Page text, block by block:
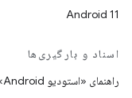
Android 11
اسناد و بارگیری‌ها
راهنمای «استودیو Android»